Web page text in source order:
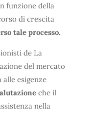
funzione della
di crescita
tale processo.
de La
del mercato
esigenze
che il
nella